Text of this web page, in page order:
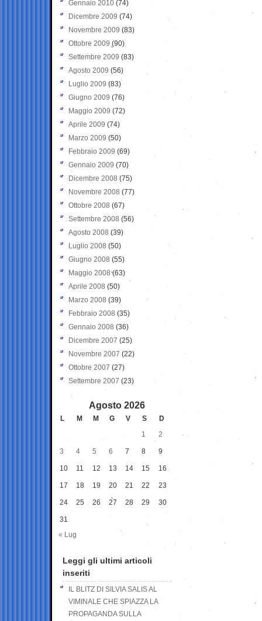
Gennaio 2010 (74)
Dicembre 2009 (74)
Novembre 2009 (83)
Ottobre 2009 (90)
Settembre 2009 (83)
Agosto 2009 (56)
Luglio 2009 (83)
Giugno 2009 (76)
Maggio 2009 (72)
Aprile 2009 (74)
Marzo 2009 (50)
Febbraio 2009 (69)
Gennaio 2009 (70)
Dicembre 2008 (75)
Novembre 2008 (77)
Ottobre 2008 (67)
Settembre 2008 (56)
Agosto 2008 (39)
Luglio 2008 (50)
Giugno 2008 (55)
Maggio 2008(63)
Aprile 2008 (50)
Marzo 2008 (39)
Febbraio 2008 (35)
Gennaio 2008 (36)
Dicembre 2007 (25)
Novembre 2007 (22)
Ottobre 2007 (27)
Settembre 2007 (23)
Agosto 2026
L M M G V S
D
1
2
3 4 5 6 7 8 9
10 11 12 13 14 15 16
17 18 19 20 21 22 23
24 25 26 27 28 29 30
31
« Lug
Leggi gli ultimi articoli
inseriti
IL BLITZ DI SILVIA SALIS AL
VIMINALE CHE SPIAZZA LA
PROPAGANDA SULLA